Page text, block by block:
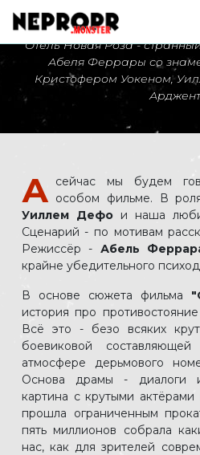
Отель
Отель Новая Роза -
Абеля Феррары со
Кристофером Уокеном,
А сейчас мы будем
особом фильме. В
Уиллем Дефои наша
Сценарий - по мотивам
Режиссёр - Абель
крайне убедительного
В основе сюжета фильма
история про
Всё это - безо всяких
боевиковой
атмосфере дерьмового
Основа драмы - диалоги
картина с крутыми
прошла ограниченным
пять миллионов собрала
нас, как для зрителей